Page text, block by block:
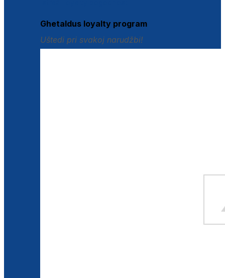
Ghetaldus loyalty program
Uštedi pri svakoj narudžbi!